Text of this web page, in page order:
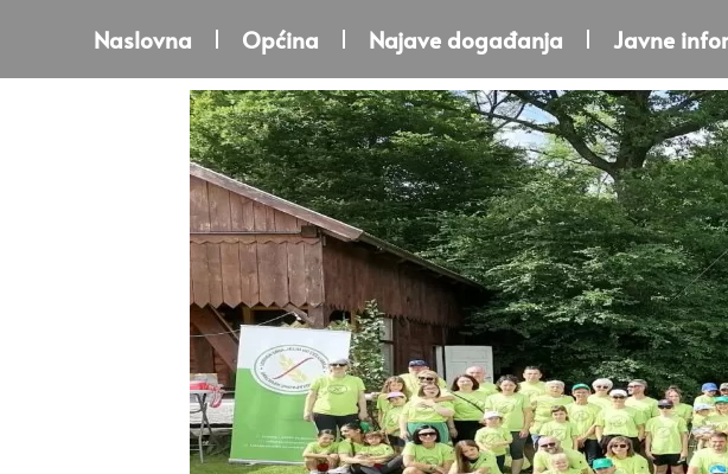
Naslovna Općina Najave događanja Javne